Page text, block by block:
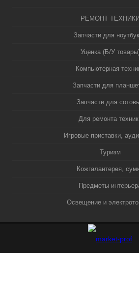
РЕМОНТ ТЕХНИКИ
Запчасти для
Уценка (Б/У
Компьютерная
Запчасти для
Запчасти для
Для ремонта
Игровые приставки,
Туризм
Кожгалантерея,
Предметы
Освещение и